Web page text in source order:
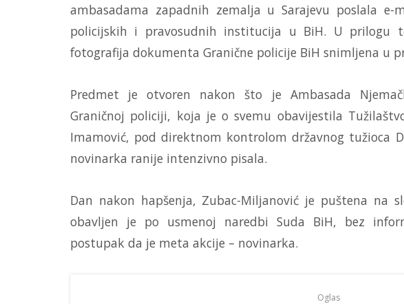
ambasadama zapadnih zemalja u Sarajevu poslala
policijskih i pravosudnih institucija u BiH. U prilogu
fotografija dokumenta Granične policije BiH snimljena u
Predmet je otvoren nakon što je Ambasada
Graničnoj policiji, koja je o svemu obavijestila
Imamović, pod direktnom kontrolom državnog tužioca
novinarka ranije intenzivno pisala.
Dan nakon hapšenja, Zubac-Miljanović je puštena na
obavljen je po usmenoj naredbi Suda BiH, bez
postupak da je meta akcije – novinarka.
Oglas